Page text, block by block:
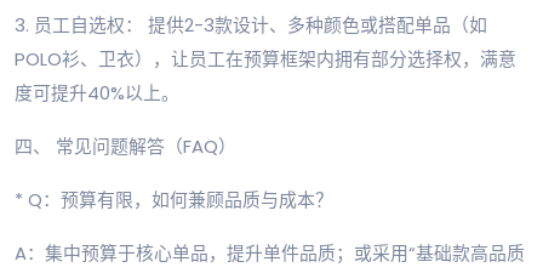
3. 员工自选权： 提供2-3款设计、多种颜色或搭配单品（如
POLO衫、卫衣），让员工在预算框架内拥有部分选择权，满意
度可提升40%以上。
四、 常见问题解答（FAQ）
* Q：预算有限，如何兼顾品质与成本？
A：集中预算于核心单品，提升单件品质；或采用“基础款高品质